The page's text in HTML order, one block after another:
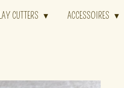
CUTTERS ACCESSOIRES